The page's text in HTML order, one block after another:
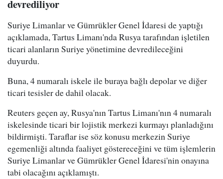
devrediliyor
Suriye Limanlar ve Gümrükler Genel İdaresi de yaptığı
açıklamada, Tartus Limanı'nda Rusya tarafından işletilen
ticari alanların Suriye yönetimine devredileceğini
duyurdu.
Buna, 4 numaralı iskele ile buraya bağlı depolar ve diğer
ticari tesisler de dahil olacak.
Reuters geçen ay, Rusya'nın Tartus Limanı'nın 4 numaralı
iskelesinde ticari bir lojistik merkezi kurmayı planladığını
bildirmişti. Taraflar ise söz konusu merkezin Suriye
egemenliği altında faaliyet göstereceğini ve tüm işlemlerin
Suriye Limanlar ve Gümrükler Genel İdaresi'nin onayına
tabi olacağını açıklamıştı.